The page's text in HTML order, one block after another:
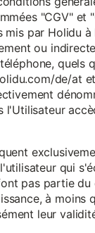
"CGV" et
mis par Holidu
ou
quels
de/at
l'Utilisateur
qui
pas partie du
à moins
leur